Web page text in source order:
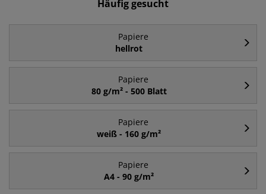
Häufig gesucht
Papiere
hellrot
Papiere
80 g/m² - 500 Blatt
Papiere
weiß - 160 g/m²
Papiere
A4 - 90 g/m²